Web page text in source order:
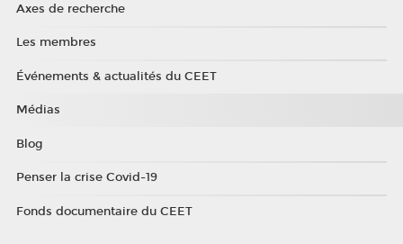
Axes de recherche
Les membres
Événements & actualités du CEET
Médias
Blog
Penser la crise Covid-19
Fonds documentaire du CEET